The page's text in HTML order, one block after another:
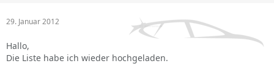
29. Januar 2012
Hallo,
Die Liste habe ich wieder hochgeladen.